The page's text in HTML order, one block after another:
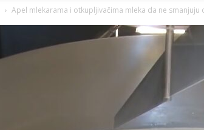
Apel mlekarama i otkupljivačima mleka da ne smanjuju